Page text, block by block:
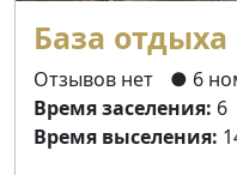
База
Отзывов нет
● 6
Время заселения: 6
Время выселения: